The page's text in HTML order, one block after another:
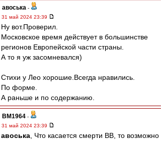
авоська -
31 май 2024 23:39
Ну вот.Проверил.
Московское время действует в большинстве
регионов Европейской части страны.
А то я уж засомневался)
Стихи у Лео хорошие.Всегда нравились.
По форме.
А раньше и по содержанию.
BM1964 -
31 май 2024 23:39
авоська , Что касается смерти ВВ, то возможно